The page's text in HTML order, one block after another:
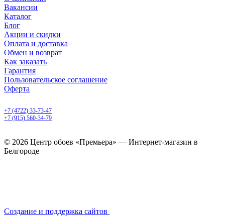
Вакансии
Каталог
Блог
Акции и скидки
Оплата и доставка
Обмен и возврат
Как заказать
Гарантия
Пользовательское соглашение
Оферта
+7 (4722) 33-73-47
+7 (915) 560-34-79
© 2026 Центр обоев «Премьера» — Интернет-магазин в
Белгороде
Создание и поддержка сайтов